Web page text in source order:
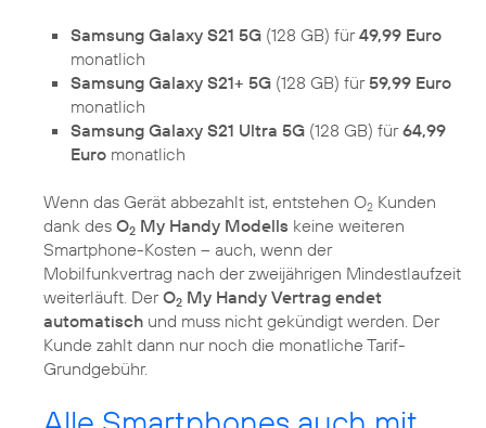
Samsung Galaxy S21 5G (128 GB) für49,99 Euro
monatlich
Samsung Galaxy S21+ 5G (128 GB) für59,99 Euro
monatlich
Samsung Galaxy S21 Ultra 5G (128 GB) für64,99
Euro monatlich
Wenn das Gerät abbezahlt ist, entstehen O2 Kunden
dank des O2 My Handy Modells keine weiteren
Smartphone-Kosten – auch, wenn der
Mobilfunkvertrag nach der zweijährigen Mindestlaufzeit
weiterläuft. DerO2 My Handy Vertrag endet
automatisch und muss nicht gekündigt werden. Der
Kunde zahlt dann nur noch die monatliche Tarif-
Grundgebühr.